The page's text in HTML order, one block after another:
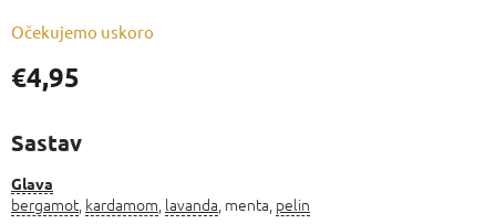
€4,95
Izmjeri
Očekujemo uskoro
Sastav
Glava
bergamot kardamom lavanda , menta, pelin